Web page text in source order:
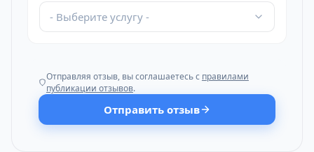
- Выберите услугу -
Отправляя отзыв, вы соглашаетесь с правилами
публикации отзывов.
Отправить отзыв